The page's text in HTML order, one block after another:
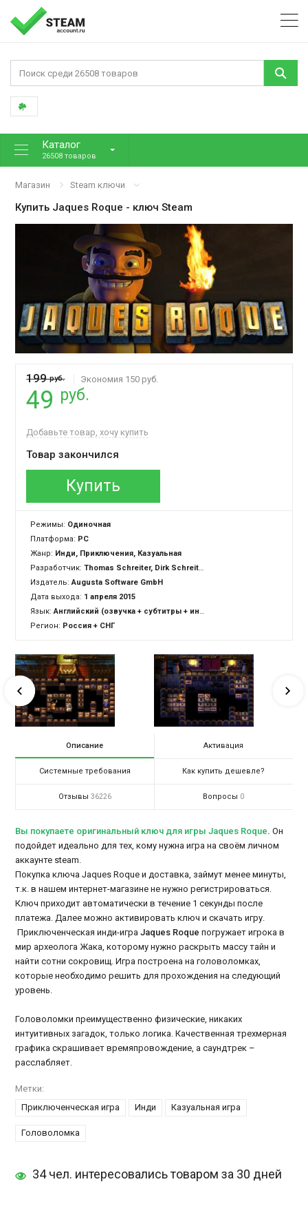
Каталог
26508 товаров
Магазин Steam ключи
Купить Jaques Roque - ключ Steam
199руб. Экономия 150 руб.
49 руб.
Добавьте товар, хочу купить
Товар закончился
Купить
Режимы: Одиночная
Платформа: PC
Жанр: Инди, Приключения, Казуальная
Разработчик:Thomas Schreiter, Dirk Schreiter, Jörg Winterstein, Peer Draeger, Gereon Bartel
Издатель:Augusta Software GmbH
Дата выхода: 1 апреля 2015
Язык:Английский (озвучка + субтитры + интерфейс)
Регион: Россия + СНГ
Описание Активация
Системные требования Как купить дешевле?
Отзывы 36226 Вопросы 0
Вы покупаете оригинальный ключ для игры Jaques Roque. Он
подойдет идеально для тех, кому нужна игра на своём личном
аккаунте steam.
Покупка ключа Jaques Roque и доставка, займут менее минуты,
т.к. в нашем интернет-магазине не нужно регистрироваться.
Ключ приходит автоматически в течение 1 секунды после
платежа. Далее можно активировать ключ и скачать игру.
Приключенческая инди-играJaques Roque погружает игрока в
мир археолога Жака, которому нужно раскрыть массу тайн и
найти сотни сокровищ. Игра построена на головоломках,
которые необходимо решить для прохождения на следующий
уровень.
Головоломки преимущественно физические, никаких
интуитивных загадок, только логика. Качественная трехмерная
графика скрашивает времяпровождение, а саундтрек –
расслабляет.
Метки:
Приключенческая игра
Инди Казуальная игра
Головоломка
34 чел. интересовались товаром за 30 дней